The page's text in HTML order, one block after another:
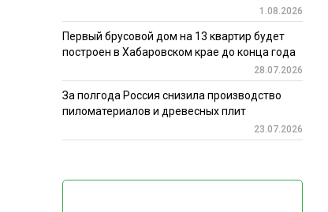
1.08.2026
Первый брусовой дом на 13 квартир будет
построен в Хабаровском крае до конца года
28.07.2026
За полгода Россия снизила производство
пиломатериалов и древесных плит
23.07.2026